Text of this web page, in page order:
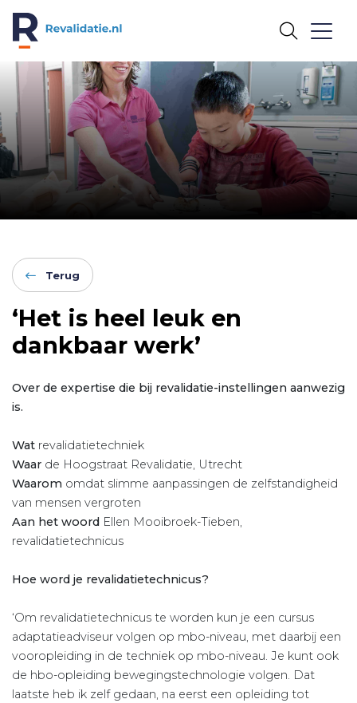
REVALIDATIE.NL
Terug
‘Het is heel leuk en
dankbaar werk’
Over de expertise die bij revalidatie-instellingen aanwezig
is.
Wat revalidatietechniek
Waar de Hoogstraat Revalidatie, Utrecht
Waarom omdat slimme aanpassingen de zelfstandigheid
van mensen vergroten
Aan het woord Ellen Mooibroek-Tieben,
revalidatietechnicus
Hoe word je revalidatietechnicus?
‘Om revalidatietechnicus te worden kun je een cursus
adaptatieadviseur volgen op mbo-niveau, met daarbij een
vooropleiding in de techniek op mbo-niveau. Je kunt ook
de hbo-opleiding bewegingstechnologie volgen. Dat
laatste heb ik zelf gedaan, na eerst een opleiding tot